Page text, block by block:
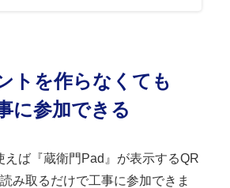
トを作らなくても
に参加できる
えば『蔵衛門Pad』が表示するQR
み取るだけで工事に参加できま